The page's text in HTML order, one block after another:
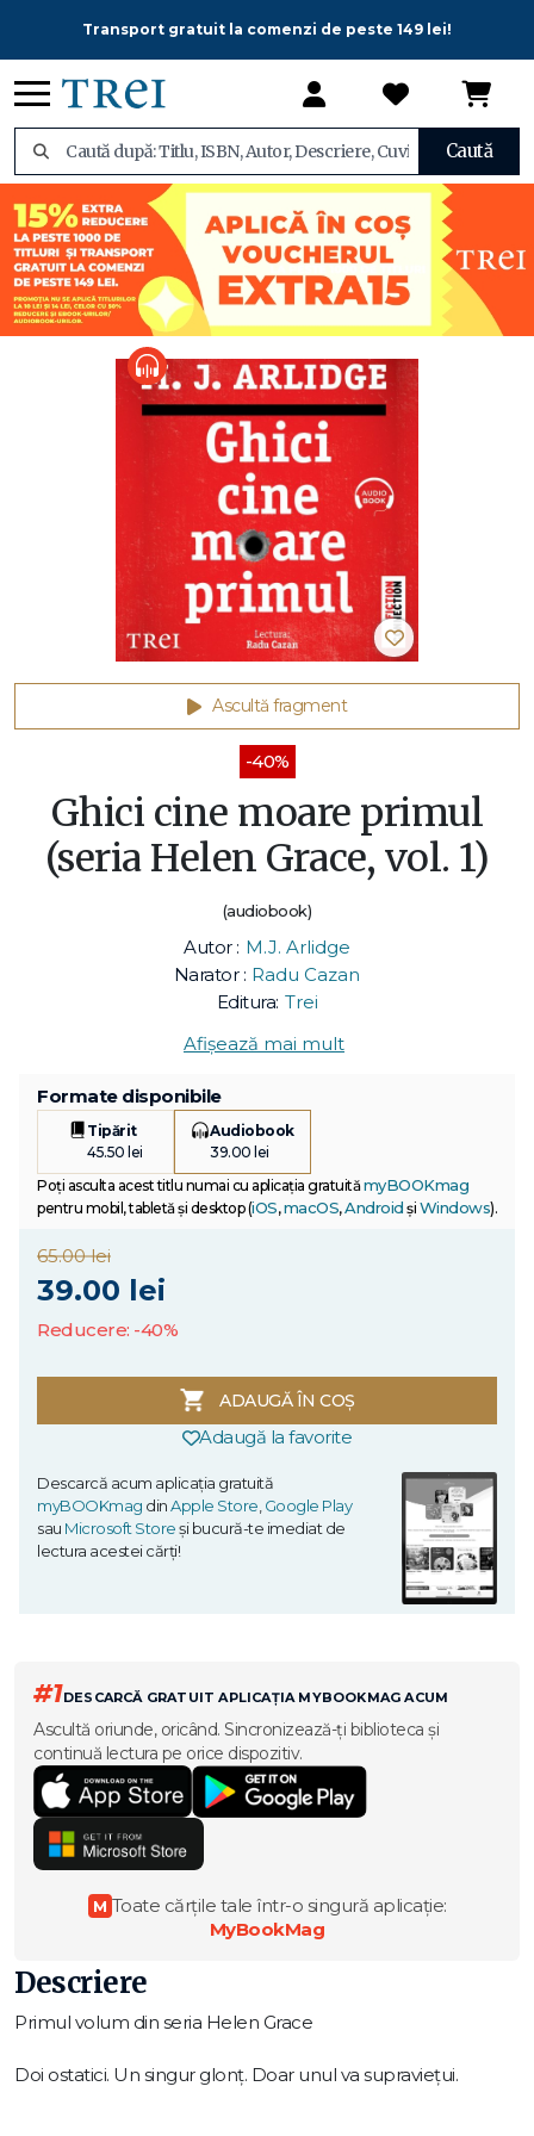
Transport gratuit la comenzi de peste 149 lei!
Caută
Ascultă fragment
-40%
Ghici cine moare primul
(seria Helen Grace, vol. 1)
(audiobook)
Autor : M.J. Arlidge
Narator : Radu Cazan
Editura: Trei
Afișează mai mult
Formate disponibile
Tipărit
45.50 lei
Audiobook
39.00 lei
Poți asculta acest titlu numai cu aplicația gratuitămyBOOKmag
pentru mobil, tabletă și desktop (iOS,macOS,Android și Windows).
65.00 lei
39.00 lei
Reducere: -40%
ADAUGĂ ÎN COȘ
Adaugă la favorite
Descarcă acum aplicația gratuită
myBOOKmag dinApple Store,Google Play
sau Microsoft Storeși bucură-te imediat de
lectura acestei cărți!
#1DESCARCĂ GRATUIT APLICAȚIA MYBOOKMAG ACUM
Ascultă oriunde, oricând. Sincronizează-ți biblioteca și
continuă lectura pe orice dispozitiv.
M Toate cărțile tale într-o singură aplicație:
MyBookMag
Descriere
Primul volum din seria Helen Grace
Doi ostatici. Un singur glonţ. Doar unul va supravieţui.